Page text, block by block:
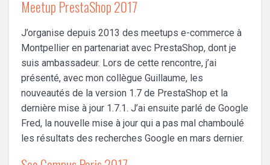
Meetup PrestaShop 2017
J’organise depuis 2013 des meetups e-commerce à
Montpellier en partenariat avec PrestaShop, dont je
suis ambassadeur. Lors de cette rencontre, j’ai
présenté, avec mon collègue Guillaume, les
nouveautés de la version 1.7 de PrestaShop et la
dernière mise à jour 1.7.1. J’ai ensuite parlé de Google
Fred, la nouvelle mise à jour qui a pas mal chamboulé
les résultats des recherches Google en mars dernier.